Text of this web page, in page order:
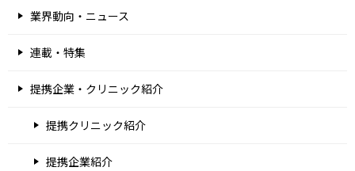
業界動向・ニュース
連載・特集
提携企業・クリニック紹介
提携クリニック紹介
提携企業紹介